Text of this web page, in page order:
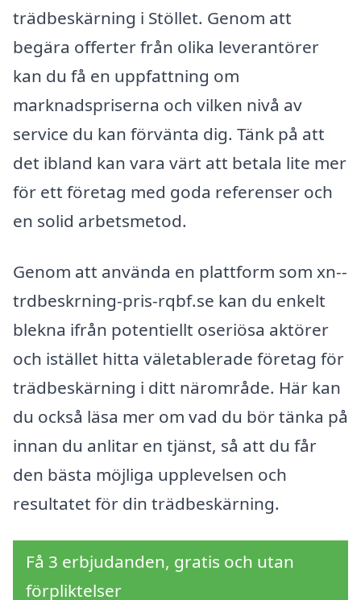
trädbeskärning i Stöllet. Genom att
begära offerter från olika leverantörer
kan du få en uppfattning om
marknadspriserna och vilken nivå av
service du kan förvänta dig. Tänk på att
det ibland kan vara värt att betala lite mer
för ett företag med goda referenser och
en solid arbetsmetod.
Genom att använda en plattform som xn--
trdbeskrning-pris-rqbf.se kan du enkelt
blekna ifrån potentiellt oseriösa aktörer
och istället hitta väletablerade företag för
trädbeskärning i ditt närområde. Här kan
du också läsa mer om vad du bör tänka på
innan du anlitar en tjänst, så att du får
den bästa möjliga upplevelsen och
resultatet för din trädbeskärning.
Få 3 erbjudanden, gratis och utan
förpliktelser